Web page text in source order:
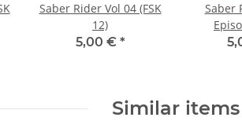
Saber Rider Vol 04 (FSK
12)
5,00 € *
Saber
Similar items